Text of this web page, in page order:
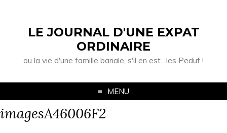
LE JOURNAL D'UNE EXPAT
ORDINAIRE
ou la vie d'une famille banale, s'il en est…les Peduf !
MENU
imagesA46006F2